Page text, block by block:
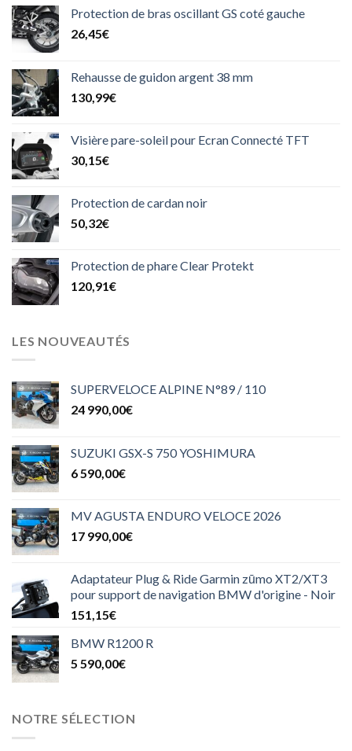
Protection de bras oscillant GS coté gauche
26,45€
Rehausse de guidon argent 38 mm
130,99€
Visière pare-soleil pour Ecran Connecté TFT
30,15€
Protection de cardan noir
50,32€
Protection de phare Clear Protekt
120,91€
LES NOUVEAUTÉS
SUPERVELOCE ALPINE N°89 / 110
24 990,00€
SUZUKI GSX-S 750 YOSHIMURA
6 590,00€
MV AGUSTA ENDURO VELOCE 2026
17 990,00€
Adaptateur Plug & Ride Garmin zūmo XT2/XT3
pour support de navigation BMW d'origine - Noir
151,15€
BMW R1200 R
5 590,00€
NOTRE SÉLECTION